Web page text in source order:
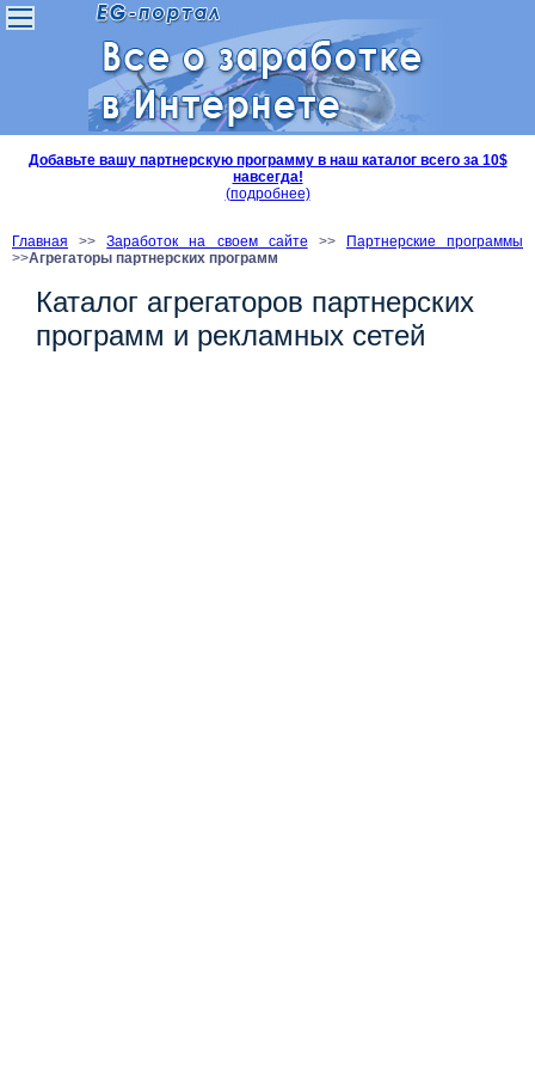
Добавьте вашу партнерскую программу в наш каталог всего за 10$
навсегда!
(подробнее)
Главная >>Заработок на своем сайте >>
Партнерские программы
>>Агрегаторы партнерских программ
Каталог агрегаторов партнерских
программ и рекламных сетей